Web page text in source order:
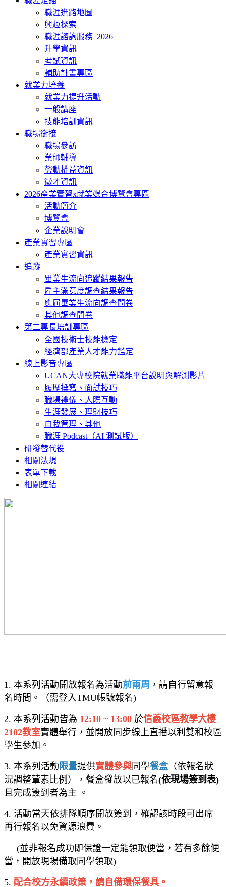
職涯進路地圖
興趣探索
職涯諮詢服務_2026
升學資訊
考試資訊
輔助計畫專區
就業力培養
就業力提升活動
一般講座
技能培訓資訊
職場銜接
職場參訪
業師輔導
勞動權益資訊
徵才資訊
2026產業實習x就業媒合博覽會專區
活動簡介
博覽會
企業說明會
產業實習專區
產業實習資訊
追蹤
畢業生流向追蹤結果報告
雇主滿意度調查結果報告
應屆畢業生流向調查問卷
其他調查問卷
第二專長培訓專區
全國技術士技能檢定
經濟部產業人才能力鑑定
線上影音專區
UCAN大專校院就業職能平台說明與解測影片
履歷撰寫、面試技巧
職場禮儀、人際互動
生涯發展、理財技巧
自我管理、其他
職涯 Podcast（AI 測試版）
研發替代役
相關法規
表單下載
相關連結
1. 本系列活動開放報名為活動前兩周 ，請自行留意報
名時間。（需登入TMU帳號報名)
2. 本系列活動皆為 12:10 ~ 13:00 於信義校區教學大樓
2102教室實體舉行，並開放同步線上直播以利雙和校區
學生參加。
3. 本系列活動 限量提供實體參與同學餐盒（依報名狀
況調整葷素比例），餐盒發放以已報名(依現場簽到表)
且完成簽到者為主 。
4. 活動當天依排隊順序開放簽到，確認該時段可出席
再行報名以免資源浪費。
(並非報名成功即保證一定能領取便當，若有多餘便
當，開放現場備取同學領取)
5. 配合校方永續政策，請自備環保餐具。